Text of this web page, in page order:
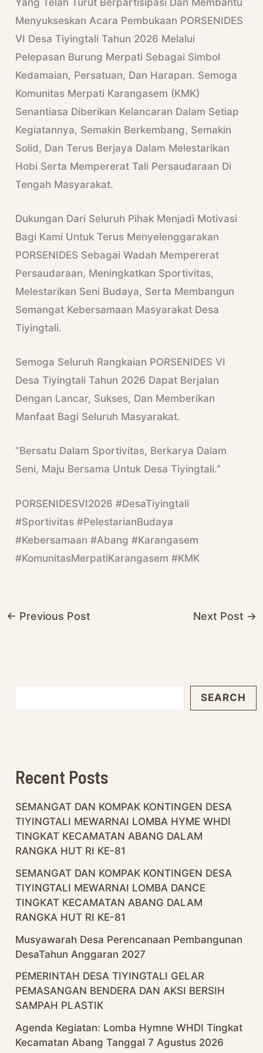
Menyukseskan Acara Pembukaan PORSENIDES
VI Desa Tiyingtali Tahun 2026 Melalui
Pelepasan Burung Merpati Sebagai Simbol
Kedamaian, Persatuan, Dan Harapan. Semoga
Komunitas Merpati Karangasem (KMK)
Senantiasa Diberikan Kelancaran Dalam Setiap
Kegiatannya, Semakin Berkembang, Semakin
Solid, Dan Terus Berjaya Dalam Melestarikan
Hobi Serta Mempererat Tali Persaudaraan Di
Tengah Masyarakat.
Dukungan Dari Seluruh Pihak Menjadi Motivasi
Bagi Kami Untuk Terus Menyelenggarakan
PORSENIDES Sebagai Wadah Mempererat
Persaudaraan, Meningkatkan Sportivitas,
Melestarikan Seni Budaya, Serta Membangun
Semangat Kebersamaan Masyarakat Desa
Tiyingtali.
Semoga Seluruh Rangkaian PORSENIDES VI
Desa Tiyingtali Tahun 2026 Dapat Berjalan
Dengan Lancar, Sukses, Dan Memberikan
Manfaat Bagi Seluruh Masyarakat.
“Bersatu Dalam Sportivitas, Berkarya Dalam
Seni, Maju Bersama Untuk Desa Tiyingtali.”
PORSENIDESVI2026 #DesaTiyingtali
#Sportivitas #PelestarianBudaya
#Kebersamaan #Abang #Karangasem
#KomunitasMerpatiKarangasem #KMK
← Previous Post Next Post →
SEARCH
Recent Posts
SEMANGAT DAN KOMPAK KONTINGEN DESA
TIYINGTALI MEWARNAI LOMBA HYME WHDI
TINGKAT KECAMATAN ABANG DALAM
RANGKA HUT RI KE-81
SEMANGAT DAN KOMPAK KONTINGEN DESA
TIYINGTALI MEWARNAI LOMBA DANCE
TINGKAT KECAMATAN ABANG DALAM
RANGKA HUT RI KE-81
Musyawarah Desa Perencanaan Pembangunan
DesaTahun Anggaran 2027
PEMERINTAH DESA TIYINGTALI GELAR
PEMASANGAN BENDERA DAN AKSI BERSIH
SAMPAH PLASTIK
Agenda Kegiatan: Lomba Hymne WHDI Tingkat
Kecamatan Abang Tanggal 7 Agustus 2026